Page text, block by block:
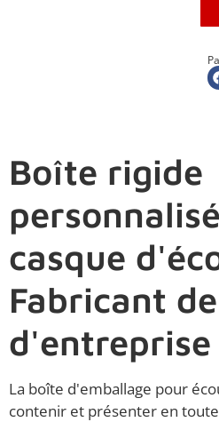
Boîte rigide
casque
Fabricant
d'entreprise
La boîte d'emballage pour
contenir et présenter en